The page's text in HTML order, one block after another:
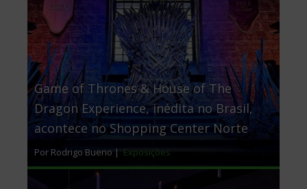
Game of Thrones & House of The
Dragon Experience, inédita no Brasil,
acontece no Shopping Center Norte
Por Rodrigo Bueno | Exposições